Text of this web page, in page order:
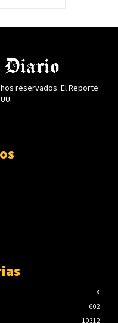
reservados. El Reporte
8
602
10312